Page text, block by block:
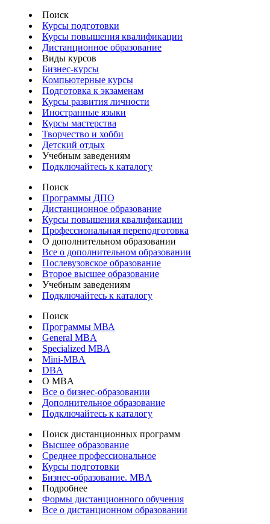
Поиск
Курсы подготовки
Курсы повышения квалификации
Дистанционное образование
Виды курсов
Бизнес-курсы
Компьютерные курсы
Подготовка к экзаменам
Курсы развития личности
Иностранные языки
Курсы мастерства
Творчество и хобби
Детский отдых
Учебным заведениям
Подключайтесь к каталогу
Поиск
Программы ДПО
Дистанционное образование
Курсы повышения квалификации
Профессиональная переподготовка
О дополнительном образовании
Все о дополнительном образовании
Послевузовское образование
Второе высшее образование
Учебным заведениям
Подключайтесь к каталогу
Поиск
Программы МВА
General MBA
Specialized MBA
Mini-MBA
DBA
О MBA
Все о бизнес-образовании
Дополнительное образование
Подключайтесь к каталогу
Поиск дистанционных программ
Высшее образование
Среднее профессиональное
Курсы подготовки
Бизнес-образование. MBA
Подробнее
Формы дистанционного обучения
Все о дистанционном образовании